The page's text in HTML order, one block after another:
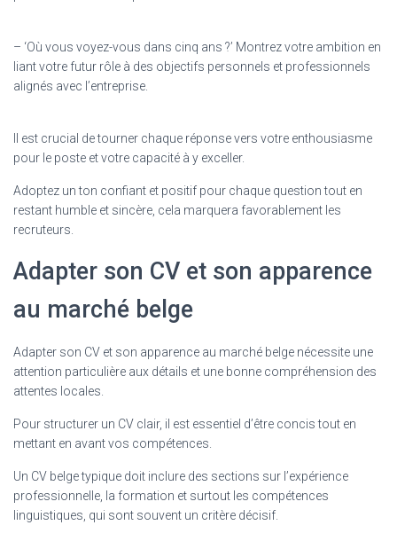
– ‘Où vous voyez-vous dans cinq ans ?’ Montrez votre ambition en
liant votre futur rôle à des objectifs personnels et professionnels
alignés avec l’entreprise.
Il est crucial de tourner chaque réponse vers votre enthousiasme
pour le poste et votre capacité à y exceller.
Adoptez un ton confiant et positif pour chaque question tout en
restant humble et sincère, cela marquera favorablement les
recruteurs.
Adapter son CV et son apparence
au marché belge
Adapter son CV et son apparence au marché belge nécessite une
attention particulière aux détails et une bonne compréhension des
attentes locales.
Pour structurer un CV clair, il est essentiel d’être concis tout en
mettant en avant vos compétences.
Un CV belge typique doit inclure des sections sur l’expérience
professionnelle, la formation et surtout les compétences
linguistiques, qui sont souvent un critère décisif.